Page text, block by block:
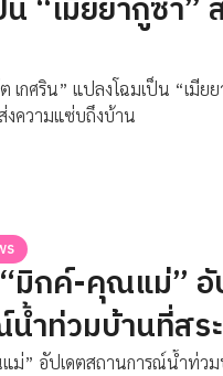
น “เมียยากูซ่า”
กศริน” แปลงโฉมเป็น “เมียย
งความแซ่บถึงบ้าน
“มิกค์-คุณแม่” อั
ำท่วมบ้านที่สร
แม่” อัปเดตสถานการณ์น้ำท่ว